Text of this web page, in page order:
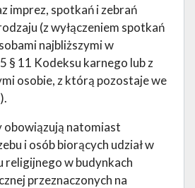
imprez, spotkań i zebrań
(z wyłączeniem spotkań
najbliższymi w
§ 11 Kodeksu karnego lub z
osobie, z którą pozostaje we
obowiązują natomiast
i osób biorących udział w
religijnego w budynkach
przeznaczonych na